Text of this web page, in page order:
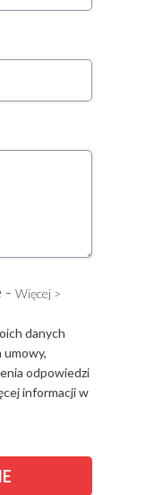
- Więcej >
danych
umowy,
odpowiedzi
informacji w